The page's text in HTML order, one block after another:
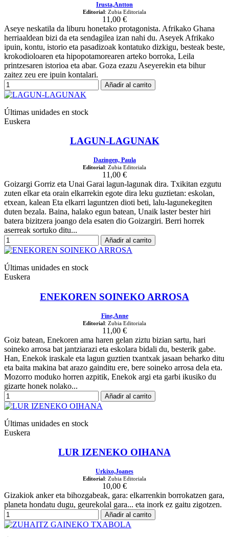
Irusta,Antton
Editorial: Zubia Editoriala
11,00 €
Aseye neskatila da liburu honetako protagonista. Afrikako Ghana
herriaaldean bizi da eta sendagilea izan nahi du. Aseyek Afrikako
ipuin, kontu, istorio eta pasadizoak kontatuko dizkigu, besteak beste,
krokodioloaren eta hipopotamorearen arteko borroka, Leila
printzesaren istorioa eta abar. Goza ezazu Aseyerekin eta bihur
zaitez zeu ere ipuin kontalari.
Añadir al carrito
Últimas unidades en stock
Euskera
LAGUN-LAGUNAK
Dazingen, Paula
Editorial: Zubia Editoriala
11,00 €
Goizargi Gorriz eta Unai Garai lagun-lagunak dira. Txikitan ezgutu
zuten elkar eta orain elkarrekin egote dira leku guztietan: eskolan,
etxean, kalean Eta elkarri laguntzen dioti beti, lalu-lagunekegiten
duten bezala. Baina, halako egun batean, Unaik laster bester hiri
batera bizitzera joango dela esaten dio Goizargiri. Berri horrek
aserreak sortuko ditu...
Añadir al carrito
Últimas unidades en stock
Euskera
ENEKOREN SOINEKO ARROSA
Fine,Anne
Editorial: Zubia Editoriala
11,00 €
Goiz batean, Enekoren ama haren gelan ziztu bizian sartu, hari
soineko arrosa bat jantziarazi eta eskolara bidali du, besterik gabe.
Han, Enekok iraskale eta lagun guztien txantxak jasaan beharko ditu
eta baita makina bat arazo gainditu ere, bere soineko arrosa dela eta.
Mozorro moduko horren azpitik, Enekok argi eta garbi ikusiko du
gizarte honek nolako...
Añadir al carrito
Últimas unidades en stock
Euskera
LUR IZENEKO OIHANA
Urkixo,Joanes
Editorial: Zubia Editoriala
10,00 €
Gizakiok anker eta bihozgabeak, gara: elkarrenkin borrokatzen gara,
planeta hondatu dugu, geurekolal gara... eta inork ez gaitu zigotzen.
Añadir al carrito